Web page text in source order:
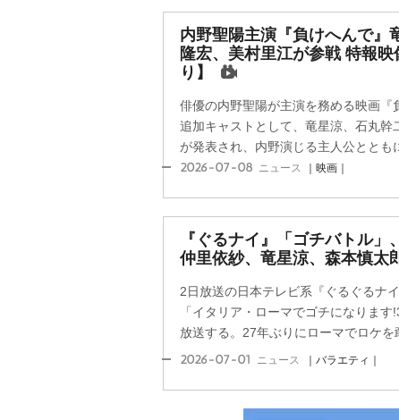
内野聖陽主演『負けへんで』
隆宏、美村里江が参戦 特報
り】
俳優の内野聖陽が主演を務める映画
追加キャストとして、竜星涼、石丸
が発表され、内野演じる主人公ととも
2026-07-08 ニュース ｜映画｜
『ぐるナイ』「ゴチバトル
仲里依紗、竜星涼、森本慎太
2日放送の日本テレビ系『ぐるぐるナ
「イタリア・ローマでゴチになりま
放送する。27年ぶりにローマでロケを
2026-07-01 ニュース ｜バラエティ｜